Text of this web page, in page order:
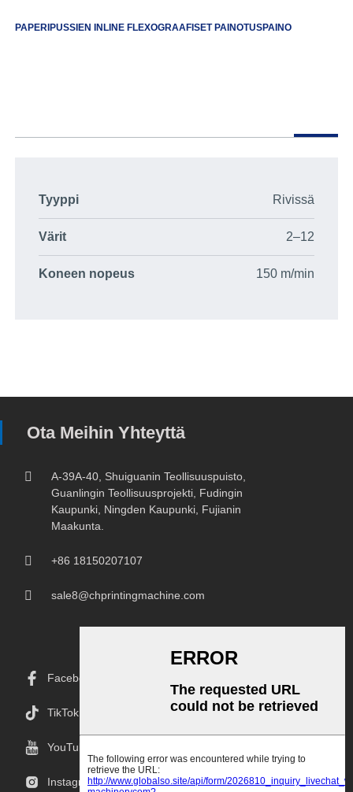
PAPERIPUSSIEN INLINE FLEXOGRAAFISET PAINOTUSPAINO
Tyyppi Rivissä
Värit 2–12
Koneen nopeus 150 m/min
Ota Meihin Yhteyttä
A-39A-40, Shuiguanin Teollisuuspuisto,
Guanlingin Teollisuusprojekti, Fudingin
Kaupunki, Ningden Kaupunki, Fujianin
Maakunta.
+86 18150207107
sale8@chprintingmachine.com
Facebook
TikTok
YouTube
Instagramissa